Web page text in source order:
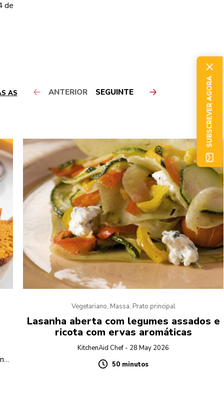
de
AS
ANTERIOR SEGUINTE
Vegetariano, Massa, Prato principal
Lasanha aberta com legumes assados e
ricota com ervas aromáticas
KitchenAid Chef - 28 May 2026
Duration
50 minutos
SUBSCREVER AGORA